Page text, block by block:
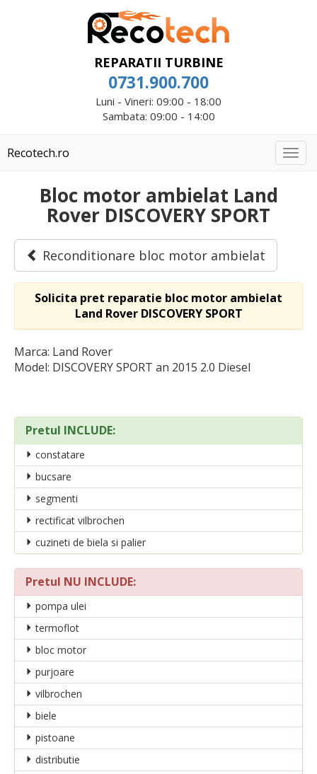
REPARATII TURBINE
0731.900.700
Luni - Vineri: 09:00 - 18:00
Sambata: 09:00 - 14:00
Recotech.ro
Bloc motor ambielat Land
Rover DISCOVERY SPORT
Reconditionare bloc motor ambielat
Solicita pret reparatie bloc motor ambielat
Land Rover DISCOVERY SPORT
Marca: Land Rover
Model: DISCOVERY SPORT an 2015 2.0 Diesel
Pretul INCLUDE:
constatare
bucsare
segmenti
rectificat vilbrochen
cuzineti de biela si palier
Pretul NU INCLUDE:
pompa ulei
termoflot
bloc motor
purjoare
vilbrochen
biele
pistoane
distributie